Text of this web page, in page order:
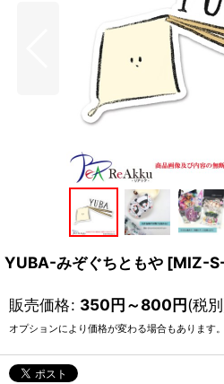
YUBA-みぞぐちともや [MIZ-
販売価格: 350円～800円(税
オプションにより価格が変わる場合もあります。